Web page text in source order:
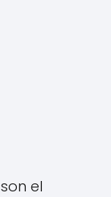
son el